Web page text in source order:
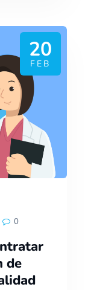
20
FEB
0
de